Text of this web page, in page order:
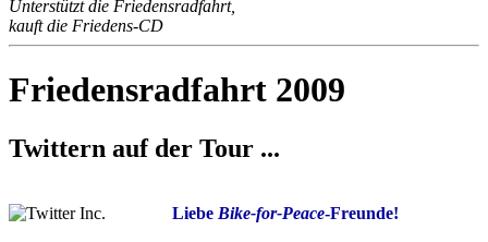
Unterstützt die Friedensradfahrt,
kauft die Friedens-CD
Friedensradfahrt 2009
Twittern auf der Tour ...
Liebe Bike-for-Peace-Freunde!